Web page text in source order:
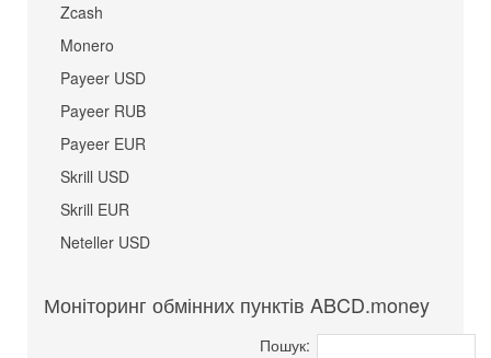
Zcash
Monero
Payeer USD
Payeer RUB
Payeer EUR
Skrill USD
Skrill EUR
Neteller USD
Моніторинг обмінних пунктів ABCD.money
Пошук: